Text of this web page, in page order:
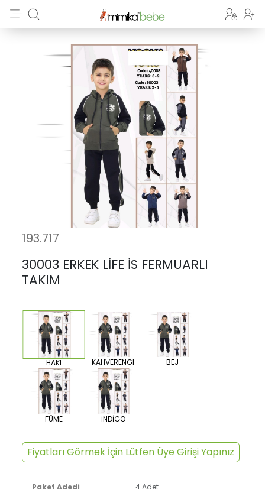
193.717
30003 ERKEK LİFE İS FERMUARLI
TAKIM
HAKI KAHVERENGI BEJ
FÜME İNDİGO
Fiyatları Görmek İçin Lütfen Üye Girişi Yapınız
Paket Adedi
4 Adet